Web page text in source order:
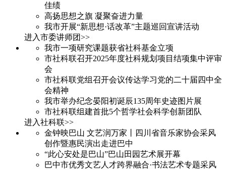
佳绩
高扬思想之旗 凝聚奋进力量
我市开展“新思想·话改革”主题巡回宣讲活动
进入市委讲师团>>
我市一项研究课题获省社科基金立项
市社科联召开2025年度社科规划项目结项集中评审
会
市社科联党组召开会议传达学习党的二十届四中全
会精神
我市举办纪念晏阳初诞辰135周年史迹图片展
市社科联组建首批5个哲学社会科学创新团队
进入社科联>>
金钟映巴山 文艺润万家丨四川省音乐家协会采风
创作暨惠民演出走进巴中
“此心安处是巴山”巴山田园艺术展开幕
巴中市优秀文艺人才跨界融合·书法艺术专题采风